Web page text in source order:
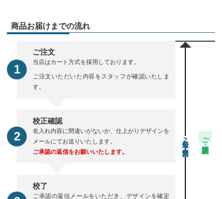
商品お届けまでの流れ
ご注文
当店はカート方式を採用しております。
ご注文いただいた内容をスタッフが確認いたしま
す。
校正確認
名入れ内容に間違いがないか、仕上がりデザインを
メールにてお送りいたします。
ご承認の返信をお願いいたします。
校了
ご承認の返信メールをいただき、デザインを確定
2 ご注文・校正期間